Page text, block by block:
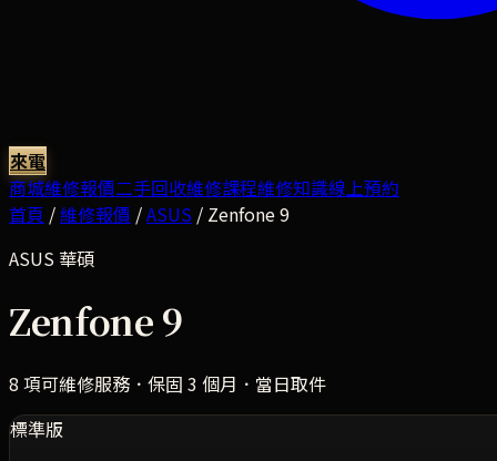
來電
商城維修報價二手回收維修課程維修知識線上預約
首頁 /維修報價 /ASUS / Zenfone 9
ASUS 華碩
Zenfone 9
8 項可維修服務．保固 3 個月．當日取件
標準版